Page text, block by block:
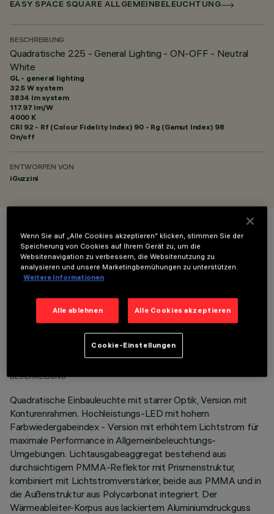
EASY SPACE SQUARE ALLGEMEINBELEUCHTUNG
BESCHREIBUNG
Quadratische 225 - General Lighting - ON-OFF - Neutral
White
GL - general lighting
32.5 W system
3834 lm system
117.97 lm/W
4000 K
CRI 92 - Rf (Colour Fidelity Index) 90 - Rg (Gamut Index) 98
On/off
ENTWORFEN VON
iGuzzini
FARBE
TECHNISCHE DATEN
LETZTES UPDATE: 06.08.2026
BESCHREIBUNG
Quadratische Einbauleuchte mit starrer Optik, Version mit
Konturenrahmen. Hochleistungs-LED mit hohem
Farbwiedergabeindex - Version mit erhöhtem Lichtstrom für
maximale Performance in Allgemeinbeleuchtungs-
Umgebungen. Lichtausgabeaggregat bestehend aus
durchsichtigem PMMA-Reflektor mit Prismenstruktur,
kombiniert mit Lichtstromverstärker, beide aus PMMA und in
die Außenstruktur aus Polycarbonat integriert. Der
Wärmeableiter-Korpus aus lackiertem Aluminiumdruckguss
Wenn Sie auf „Alle Cookies akzeptieren“ klicken, stimmen Sie der
Speicherung von Cookies auf Ihrem Gerät zu, um die
Websitenavigation zu verbessern, die Websitenutzung zu
analysieren und unsere Marketingbemühungen zu unterstützen.
Weitere Informationen
Alle ablehnen Alle Cookies akzeptieren
Cookie-Einstellungen